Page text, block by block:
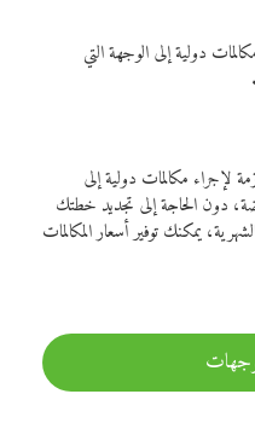
إجراء مكالمات دولية إلى الوجهة التي
لإجراء مكالمات دولية إلى
دون الحاجة إلى تجديد خطتك
يمكنك توفير أسعار المكالمات